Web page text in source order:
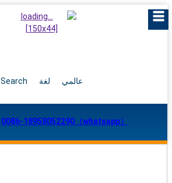
عالمي لغة Search
0086-18958052290（whatsapp）